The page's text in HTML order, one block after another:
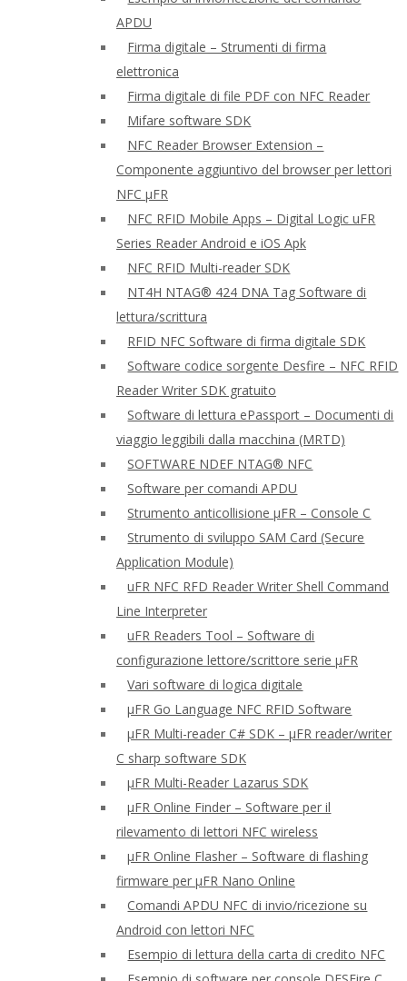
APDU
Firma digitale – Strumenti di firma
elettronica
Firma digitale di file PDF con NFC Reader
Mifare software SDK
NFC Reader Browser Extension –
Componente aggiuntivo del browser per lettori
NFC μFR
NFC RFID Mobile Apps – Digital Logic uFR
Series Reader Android e iOS Apk
NFC RFID Multi-reader SDK
NT4H NTAG® 424 DNA Tag Software di
lettura/scrittura
RFID NFC Software di firma digitale SDK
Software codice sorgente Desfire – NFC RFID
Reader Writer SDK gratuito
Software di lettura ePassport – Documenti di
viaggio leggibili dalla macchina (MRTD)
SOFTWARE NDEF NTAG® NFC
Software per comandi APDU
Strumento anticollisione μFR – Console C
Strumento di sviluppo SAM Card (Secure
Application Module)
uFR NFC RFD Reader Writer Shell Command
Line Interpreter
uFR Readers Tool – Software di
configurazione lettore/scrittore serie μFR
Vari software di logica digitale
μFR Go Language NFC RFID Software
μFR Multi-reader C# SDK – μFR reader/writer
C sharp software SDK
μFR Multi-Reader Lazarus SDK
μFR Online Finder – Software per il
rilevamento di lettori NFC wireless
μFR Online Flasher – Software di flashing
firmware per μFR Nano Online
Comandi APDU NFC di invio/ricezione su
Android con lettori NFC
Esempio di lettura della carta di credito NFC